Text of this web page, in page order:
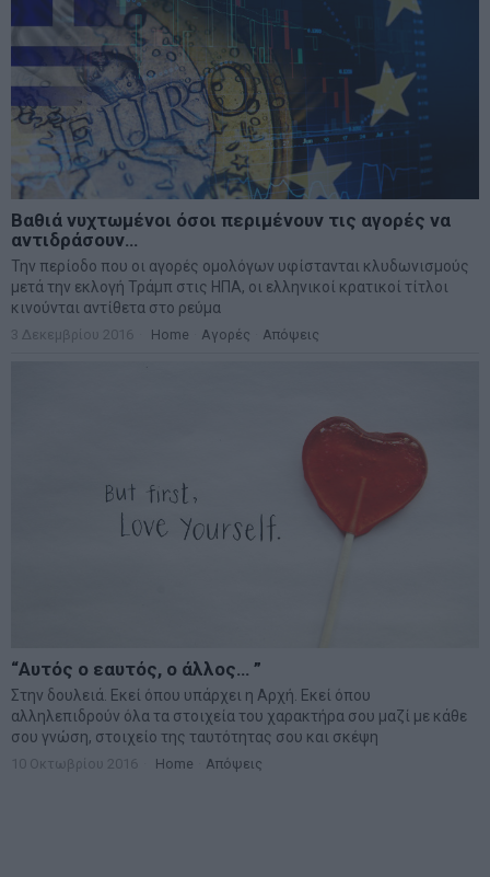
Βαθιά νυχτωμένοι όσοι περιμένουν τις αγορές να
αντιδράσουν…
Την περίοδο που οι αγορές ομολόγων υφίστανται κλυδωνισμούς
μετά την εκλογή Τράμπ στις ΗΠΑ, οι ελληνικοί κρατικοί τίτλοι
κινούνται αντίθετα στο ρεύμα
3 Δεκεμβρίου 2016 Home Αγορές Απόψεις
“Αυτός ο εαυτός, ο άλλος… ”
Στην δουλειά. Εκεί όπου υπάρχει η Αρχή. Εκεί όπου
αλληλεπιδρούν όλα τα στοιχεία του χαρακτήρα σου μαζί με κάθε
σου γνώση, στοιχείο της ταυτότητας σου και σκέψη
10 Οκτωβρίου 2016 Home Απόψεις